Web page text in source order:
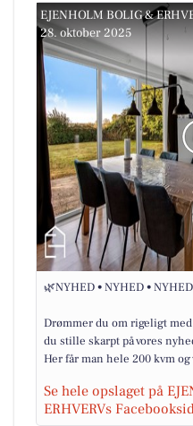
EJENHOLM BOLIG &
28. oktober 2025
🌿NYHED • NYHED •
Drømmer du om rigeligt
du stille skarpt på vores
Her får man hele 200 kvm
Se hele opslaget på
ERHVERVs